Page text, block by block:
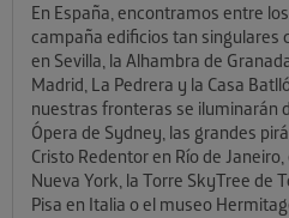
En España, encontramos entre
campaña edificios tan singulares
en Sevilla, la Alhambra de
Madrid, La Pedrera y la Casa
nuestras fronteras se iluminarán
Ópera de Sydney, las grandes
Cristo Redentor en Río de
Nueva York, la Torre SkyTree de
Pisa en Italia o el museo